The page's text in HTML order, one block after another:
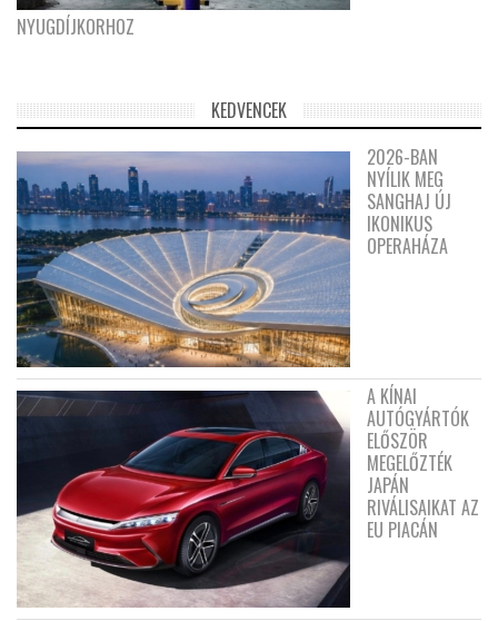
NYUGDÍJKORHOZ
KEDVENCEK
2026-BAN
NYÍLIK MEG
SANGHAJ ÚJ
IKONIKUS
OPERAHÁZA
A KÍNAI
AUTÓGYÁRTÓK
ELŐSZÖR
MEGELŐZTÉK
JAPÁN
RIVÁLISAIKAT AZ
EU PIACÁN